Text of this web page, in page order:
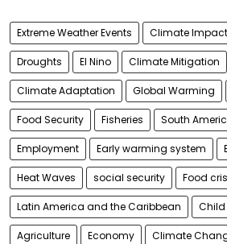
Extreme Weather Events Climate
Droughts El Nino Climate Mitigation
Climate Adaptation Global Warming
Food Security Fisheries South
Employment Early warming system
Heat Waves social security Food
Latin America and the Caribbean Child
Agriculture Economy Climate